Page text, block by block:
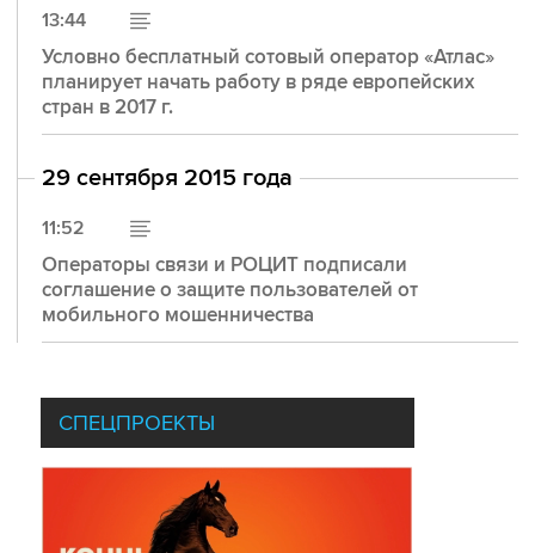
13:44
Условно бесплатный сотовый оператор «Атлас»
планирует начать работу в ряде европейских
стран в 2017 г.
29 сентября 2015 года
11:52
Операторы связи и РОЦИТ подписали
соглашение о защите пользователей от
мобильного мошенничества
СПЕЦПРОЕКТЫ
ГОРЯЧО-ХОЛОДНО
29 июля 2026 года
обновляются один за другим. Глобальное
потепление затронуло и Москву, хотя
лето-2026 обходится без экстремальных
сценариев. Жители столицы уже привыкли к
зимам без морозов и тропическим ливням, но
предугадать следующий погодный сюрприз
стало сложнее. Что определяет московский
климат и к каким аномалиям готовиться городу
– рассказываем в новом лонгриде.